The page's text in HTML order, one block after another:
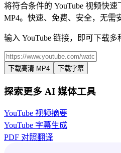
将符合条件的 YouTube 视频快速
MP4。快速、免费、安全，无需
输入 YouTube 链接，即可下载多
下载高清 MP4 下载字幕
探索更多 AI 媒体工具
YouTube 视频摘要
YouTube 字幕生成
PDF 对照翻译